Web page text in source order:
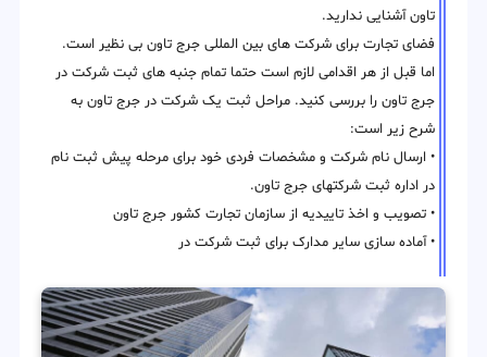
تاون آشنایی ندارید.
فضای تجارت برای شرکت های بین المللی جرج تاون بی نظیر است.
اما قبل از هر اقدامی لازم است حتما تمام جنبه های ثبت شرکت در
جرج تاون را بررسی کنید. مراحل ثبت یک شرکت در جرج تاون به
شرح زیر است:
• ارسال نام شرکت و مشخصات فردی خود برای مرحله پیش ثبت نام
در اداره ثبت شرکتهای جرج تاون.
• تصویب و اخذ تاییدیه از سازمان تجارت کشور جرج تاون
• آماده سازی سایر مدارک برای ثبت شرکت در